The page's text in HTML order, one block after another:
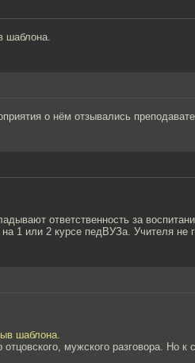
шаблона.
о нём отзывались
ответственность за
1 или 2 курсе педВУЗа. Учителя не
шаблона.
мужского разговора. Но к